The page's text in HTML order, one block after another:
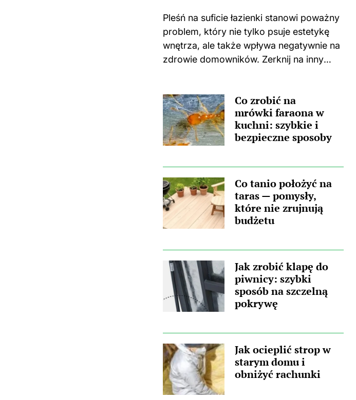
Pleśń na suficie łazienki stanowi poważny
problem, który nie tylko psuje estetykę
wnętrza, ale także wpływa negatywnie na
zdrowie domowników. Zerknij na inny
ta nieprzyjemna towarzyszka? Główną
przyczyną...
Co zrobić na
mrówki faraona w
kuchni: szybkie i
bezpieczne sposoby
Co tanio położyć na
taras — pomysły,
które nie zrujnują
budżetu
Jak zrobić klapę do
piwnicy: szybki
sposób na szczelną
pokrywę
Jak ocieplić strop w
starym domu i
obniżyć rachunki